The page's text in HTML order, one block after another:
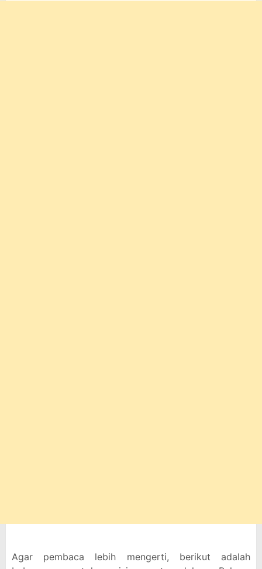
Agar pembaca lebih mengerti, berikut adalah